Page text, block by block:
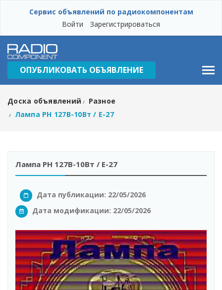
Сервис объявлений по радиокомпонентам
Войти
Зарегистрироваться
ОПУБЛИКОВАТЬ ОБЪЯВЛЕНИЕ
Доска объявлений / Разное
/ Лампа РН 127В-10Вт / Е-27
Лампа РН 127В-10Вт / Е-27
Дата публикации: 22/05/2026
Дата модификации: 22/05/2026